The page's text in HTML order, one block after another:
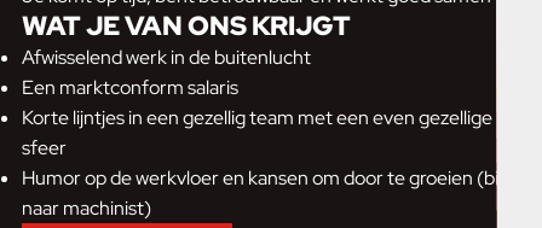
WAT JE VAN ONS KRIJGT
Afwisselend werk in de buitenlucht
Een marktconform salaris
Korte lijntjes in een gezellig team met een even gezellige
sfeer
Humor op de werkvloer en kansen om door te groeien (bijv.
naar machinist)